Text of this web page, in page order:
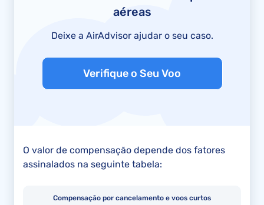
aéreas
Deixe a AirAdvisor ajudar o seu caso.
Verifique o Seu Voo
O valor de compensação depende dos fatores
assinalados na seguinte tabela:
Compensação por cancelamento e voos curtos